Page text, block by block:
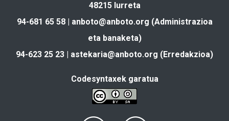
48215 Iurreta
94-681 65 58 | anboto@anboto.org (Administrazioa
eta banaketa)
94-623 25 23 | astekaria@anboto.org (Erredakzioa)
Codesyntaxek garatua